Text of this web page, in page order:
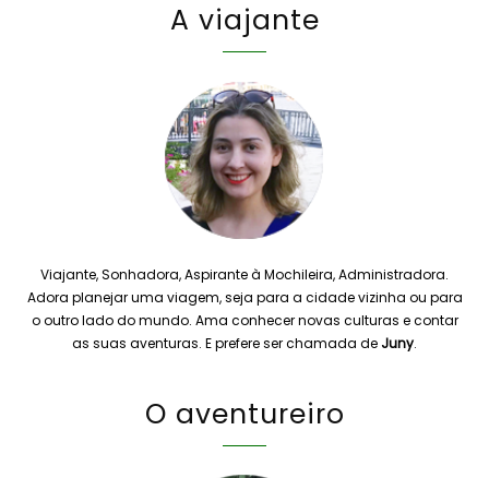
A viajante
Viajante, Sonhadora, Aspirante à Mochileira, Administradora.
Adora planejar uma viagem, seja para a cidade vizinha ou para
o outro lado do mundo. Ama conhecer novas culturas e contar
as suas aventuras. E prefere ser chamada de Juny.
O aventureiro